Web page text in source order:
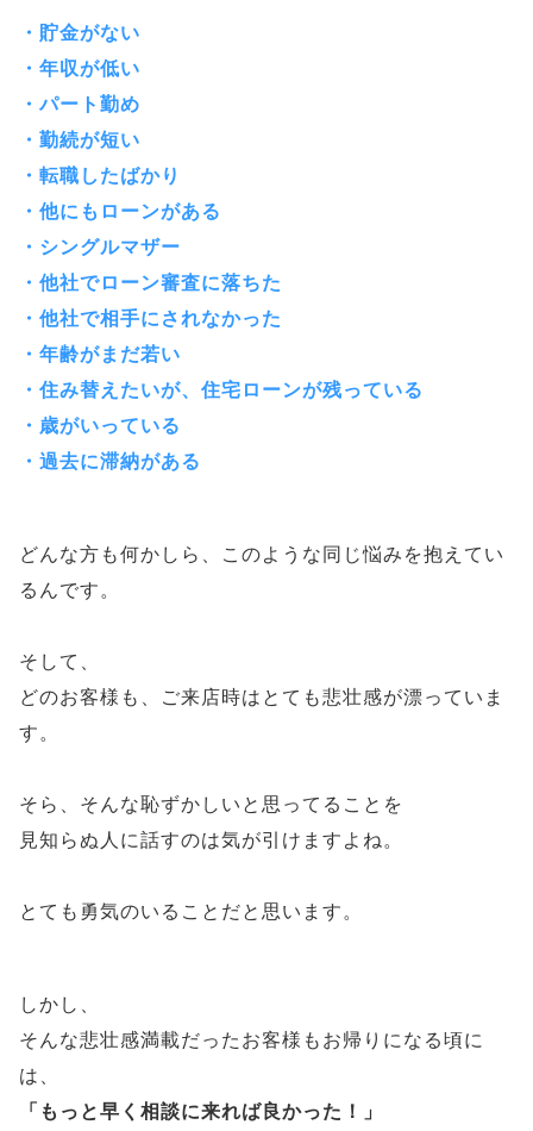
・貯金がない
・年収が低い
・パート勤め
・勤続が短い
・転職したばかり
・他にもローンがある
・シングルマザー
・他社でローン審査に落ちた
・他社で相手にされなかった
・年齢がまだ若い
・住み替えたいが、住宅ローンが残っている
・歳がいっている
・過去に滞納がある
どんな方も何かしら、このような同じ悩みを抱えてい
るんです。
そして、
どのお客様も、ご来店時はとても悲壮感が漂っていま
す。
そら、そんな恥ずかしいと思ってることを
見知らぬ人に話すのは気が引けますよね。
とても勇気のいることだと思います。
しかし、
そんな悲壮感満載だったお客様もお帰りになる頃に
は、
「もっと早く相談に来れば良かった！」